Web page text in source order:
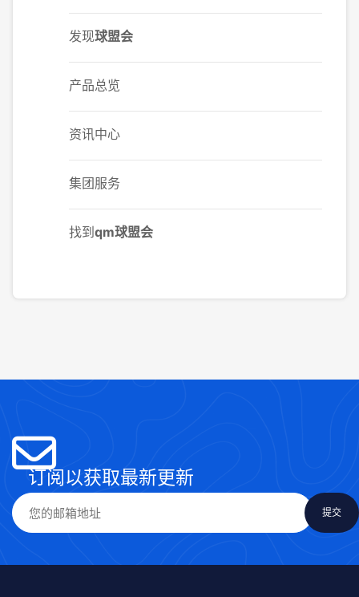
发现球盟会
产品总览
资讯中心
集团服务
找到 qm球盟会
订阅以获取最新更新